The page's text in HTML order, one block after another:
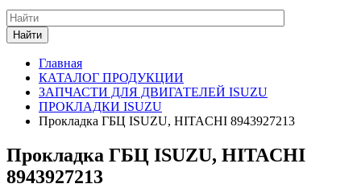
Найти
Главная
КАТАЛОГ ПРОДУКЦИИ
ЗАПЧАСТИ ДЛЯ ДВИГАТЕЛЕЙ ISUZU
ПРОКЛАДКИ ISUZU
Прокладка ГБЦ ISUZU, HITACHI 8943927213
Прокладка ГБЦ ISUZU, HITACHI
8943927213